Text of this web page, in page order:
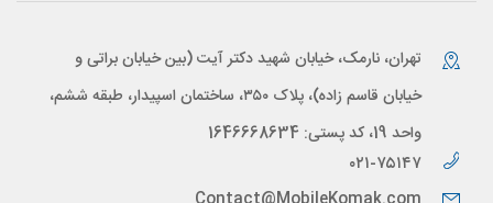
تهران، نارمک، خیابان شهید دکتر آیت (بین خیابان براتی و
خیابان قاسم زاده)، پلاک ۳۵۰، ساختمان اسپیدار، طبقه ششم،
واحد 19، کد پستی: 1646668634
۰۲۱-۷۵۱۴۷